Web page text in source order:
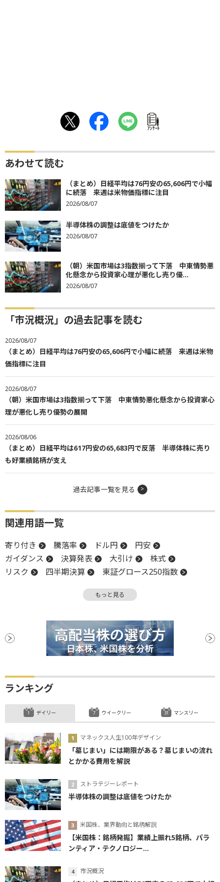
ｱﾝｹｰﾄ
あわせて読む
（まとめ）日経平均は76円安の65,606円で小幅
に続落 来週は米物価指標に注目
2026/08/07
半導体株の調整は底値をつけたか
2026/08/07
（朝）米国市場は3指数揃って下落 中東情勢悪
化懸念から投資家心理が悪化し売り優...
2026/08/07
「市況概況」の過去記事を読む
2026/08/07
（まとめ）日経平均は76円安の65,606円で小幅に続落 来週は米物
価指標に注目
2026/08/07
（朝）米国市場は3指数揃って下落 中東情勢悪化懸念から投資家心
理が悪化し売り優勢の展開
2026/08/06
（まとめ）日経平均は617円安の65,683円で反落 半導体株に売り
も好業績銘柄が支え
過去記事一覧を見る
関連用語一覧
寄り付き 騰落率 ドル円
円安
ガイダンス
決算発表 大引け
株式
リスク
四半期決算
東証グロース250指数
当期純利益 引け
新興市場 上場 前引け
増配
続伸
反落 安値
もっと見る
ランキング
デイリー
マネックス人生100年デザイン
「墓じまい」には期限がある？墓じまいの流れ
とかかる費用を解説
ストラテジーレポート
半導体株の調整は底値をつけたか
米国株、業界動向と銘柄解説
【米国株：銘柄発掘】業績上振れ5銘柄、パラ
ンティア・テクノロジー...
市況概況
ウイークリー マンスリー